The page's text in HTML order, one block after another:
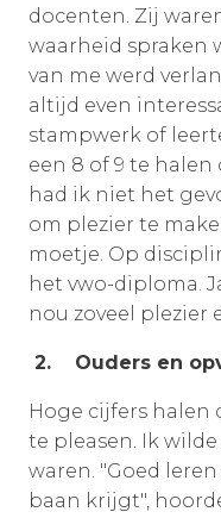
docenten. Zij
waarheid spraken
van me werd
altijd even
stampwerk of
een 8 of 9 te
had ik niet het
om plezier te
moetje. Op
het vwo-diploma.
nou zoveel plezier
2. Ouders en
Hoge cijfers halen
te pleasen. Ik
waren. "Goed
baan krijgt",